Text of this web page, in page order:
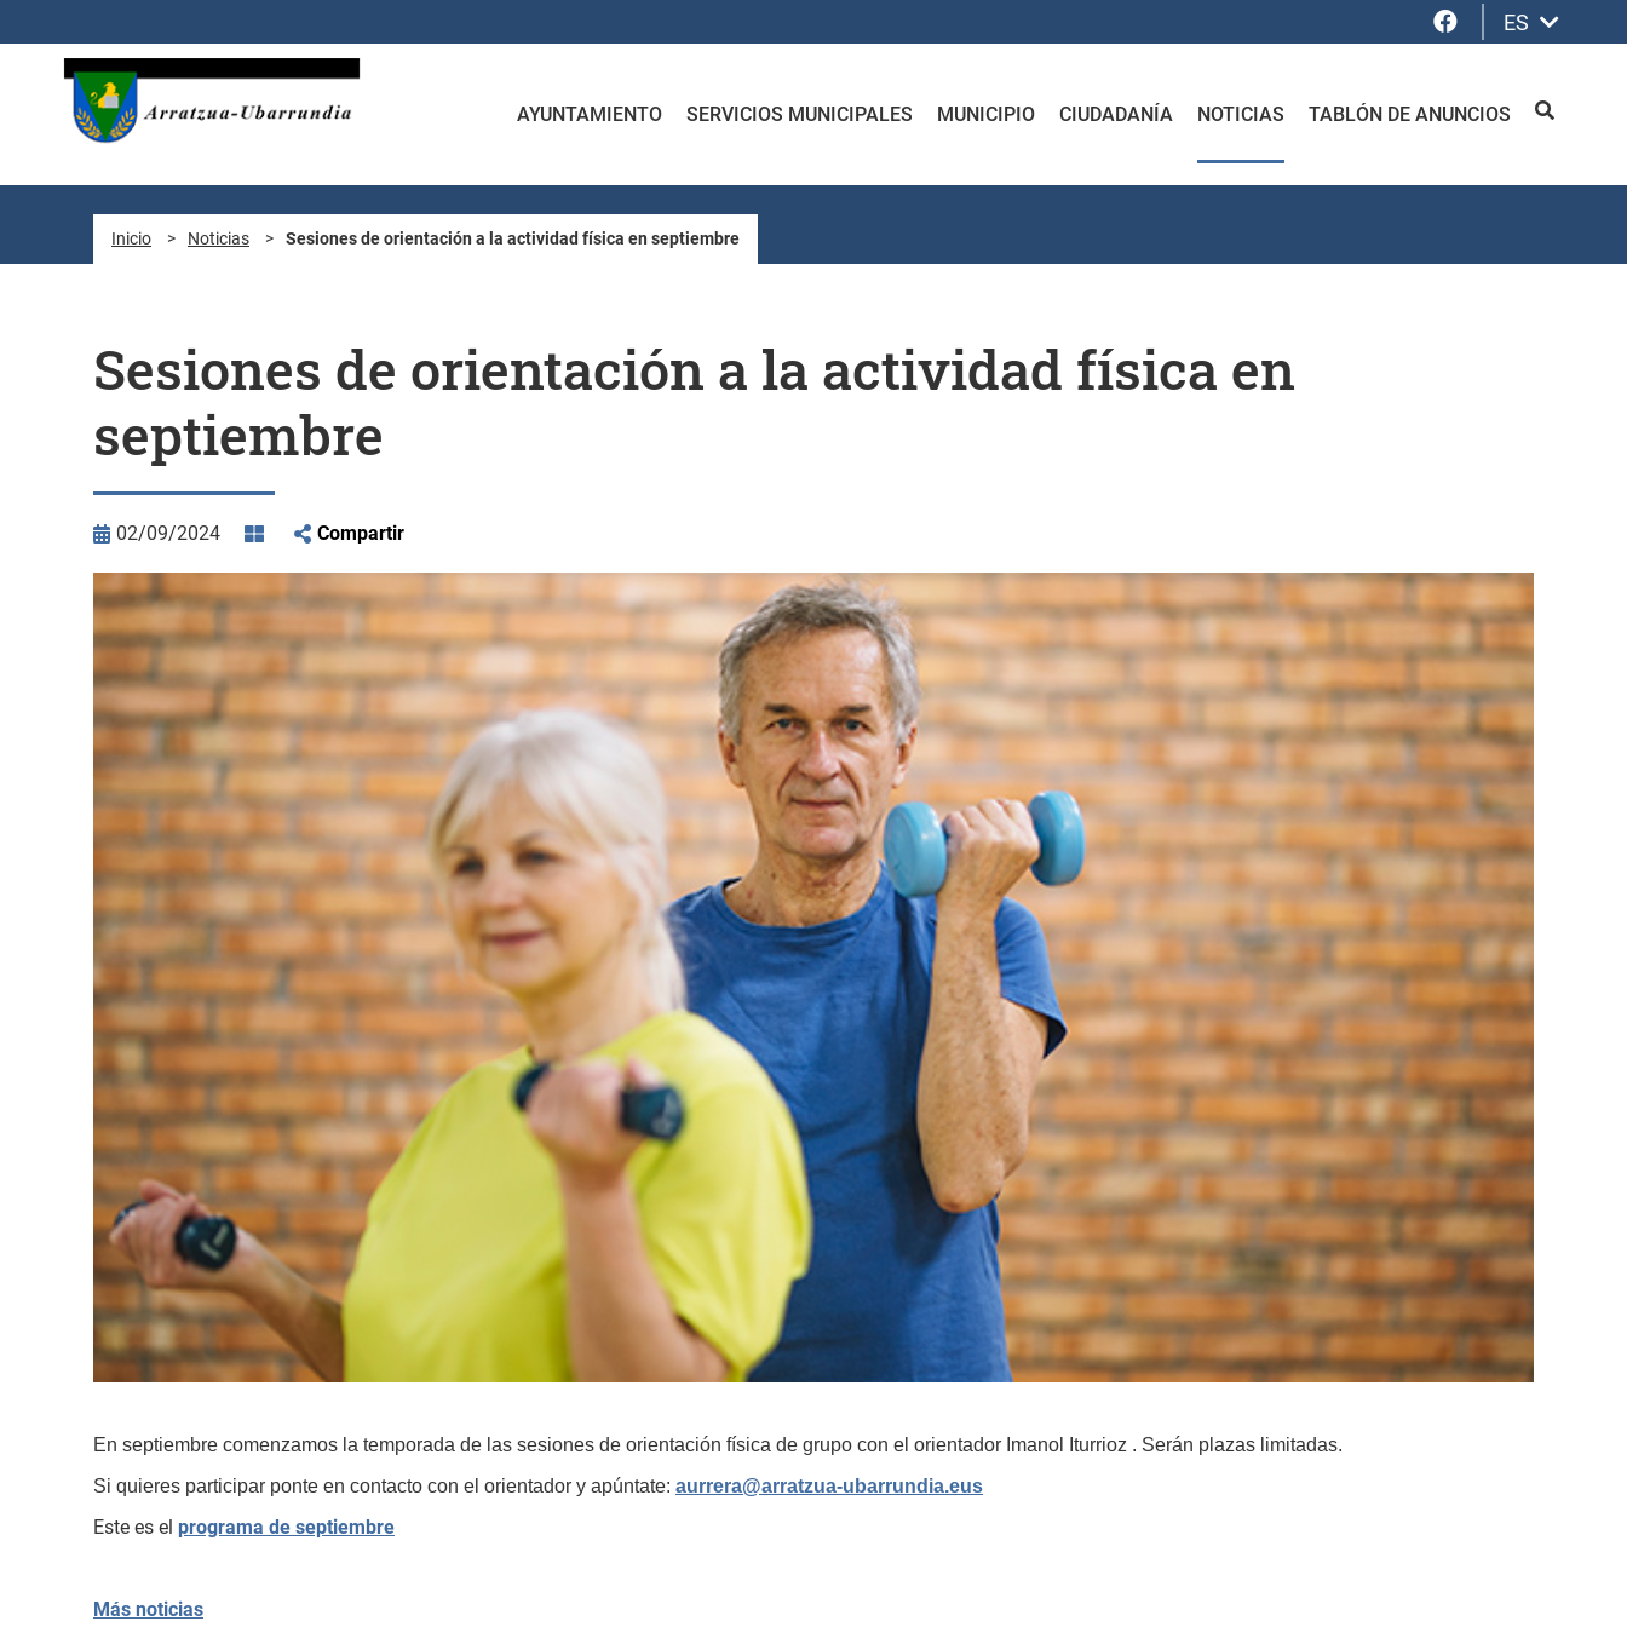
Facebook
ES
AYUNTAMIENTO SERVICIOS MUNICIPALES MUNICIPIO CIUDADANÍA NOTICIAS TABLÓN DE ANUNCIOS BUSCAR
Inicio > Noticias > Sesiones de orientación a la actividad física en septiembre
Sesiones de orientación a la actividad física en
septiembre
02/09/2024 Compartir
En septiembre comenzamos la temporada de las sesiones de orientación física de grupo con el orientador Imanol Iturrioz . Serán plazas limitadas.
Si quieres participar ponte en contacto con el orientador y apúntate: aurrera@arratzua-ubarrundia.eus
Este es el programa de septiembre
Más noticias